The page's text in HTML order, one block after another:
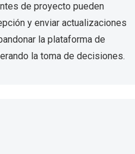
de proyecto pueden
y enviar actualizaciones
la plataforma de
la toma de decisiones.